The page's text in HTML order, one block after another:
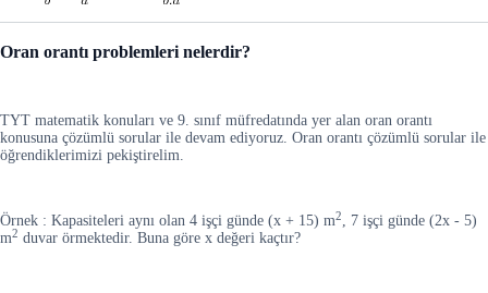
Oran orantı problemleri nelerdir?
TYT matematik konuları ve 9. sınıf müfredatında yer alan oran orantı
konusuna çözümlü sorular ile devam ediyoruz. Oran orantı çözümlü sorular ile
öğrendiklerimizi pekiştirelim.
Örnek : Kapasiteleri aynı olan 4 işçi günde (x + 15) m2
, 7 işçi günde (2x - 5)
m2 duvar örmektedir. Buna göre x değeri kaçtır?